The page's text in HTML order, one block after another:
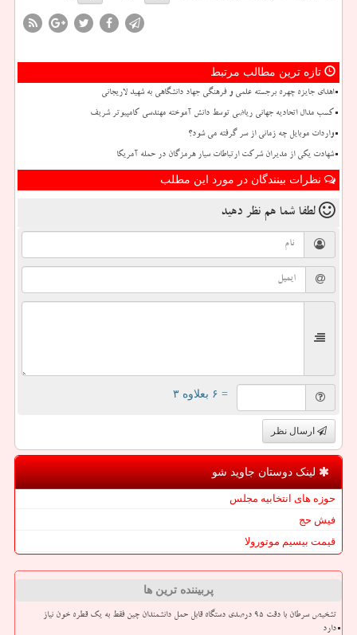
تازه ترین مطالب مرتبط
اهدای جایزه چهره برجسته علمی و فرهنگی جهاد دانشگاهی به شهید لاریجانی
کسب مدال اتحادیه جهانی ریاضی توسط دانش آموخته مهندسی کامپیوتر شریف
واردات موبایل چه زمانی از سر گرفته می شود؟
شهادت یکی از مدیران شرکت ارتباطات سیار هرمزگان در حمله آمریکا
نظرات بینندگان در مورد این مطلب
لطفا شما هم نظر دهید
= ۶ بعلاوه ۳
ارسال نظر
لینک دوستان جاوید شو
حوزه های انتخابیه مجلس
فیش حج
قیمت بیسیم موتورولا
پربیننده ترین ها
تشخیص سرطان با دقت ۹۵ درصدی دستگاه قابل حمل دانشمندان چین فقط به یک قطره خون نیاز
دارد